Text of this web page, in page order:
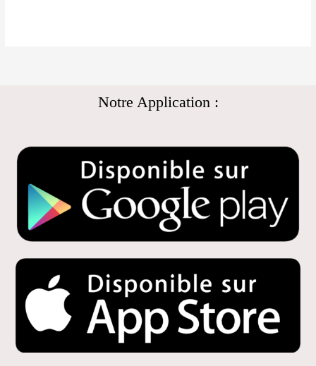
Notre Application :